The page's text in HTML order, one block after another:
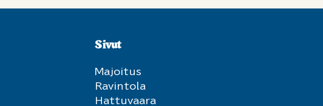
Sivut
Majoitus
Ravintola
Hattuvaara